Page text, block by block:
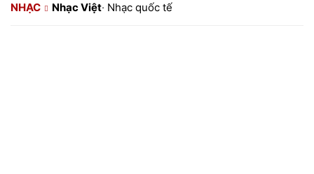
NHẠC Nhạc Việt· Nhạc quốc tế